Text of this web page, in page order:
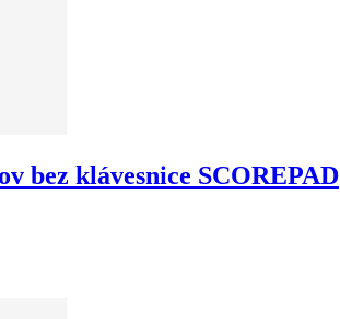
bez klávesnice SCOREPAD